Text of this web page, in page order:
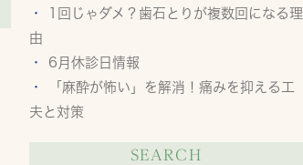
1回じゃダメ？歯石とりが複数回になる理
由
6月休診日情報
「麻酔が怖い」を解消！痛みを抑える工
夫と対策
SEARCH